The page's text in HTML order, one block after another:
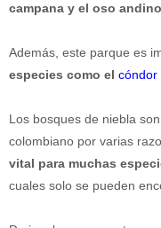
campana y el oso andino
Además, este parque es
especies como el cóndor
Los bosques de niebla
colombiano por varias
vital para muchas
cuales solo se pueden